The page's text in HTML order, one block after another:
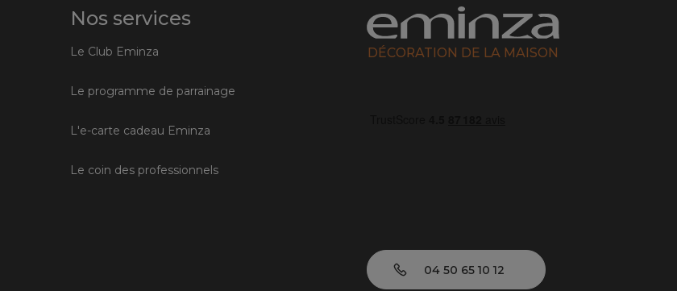
Nos services
Le Club Eminza
Le programme de parrainage
L'e-carte cadeau Eminza
Le coin des professionnels
DÉCORATION DE LA MAISON
04 50 65 10 12